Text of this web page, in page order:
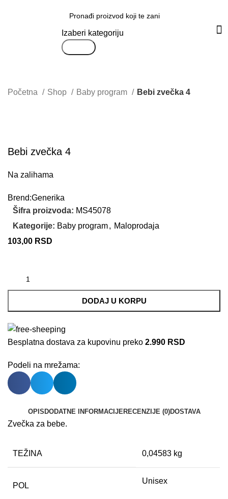
Izaberi kategoriju
Početna Shop Baby program Bebi zvečka 4
Bebi zvečka 4
Na zalihama
Brend:Generika
Šifra proizvoda: MS45078
Kategorije: Baby program, Maloprodaja
103,00 RSD
DODAJ U KORPU
Besplatna dostava za kupovinu preko 2.990 RSD
Podeli na mrežama:
OPISDODATNE INFORMACIJERECENZIJE (0)DOSTAVA
Zvečka za bebe.
TEŽINA 0,04583 kg
POL
Unisex